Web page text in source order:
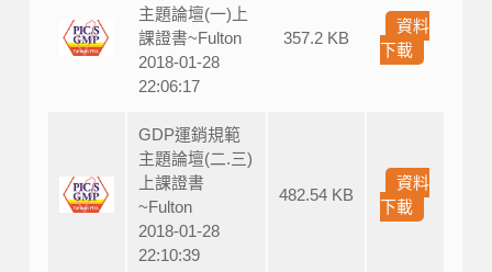
主題論壇(一)上
課證書~Fulton
2018-01-28
22:06:17
357.2 KB
資料
下載
GDP運銷規範
主題論壇(二.三)
上課證書
~Fulton
2018-01-28
22:10:39
482.54 KB
資料
下載